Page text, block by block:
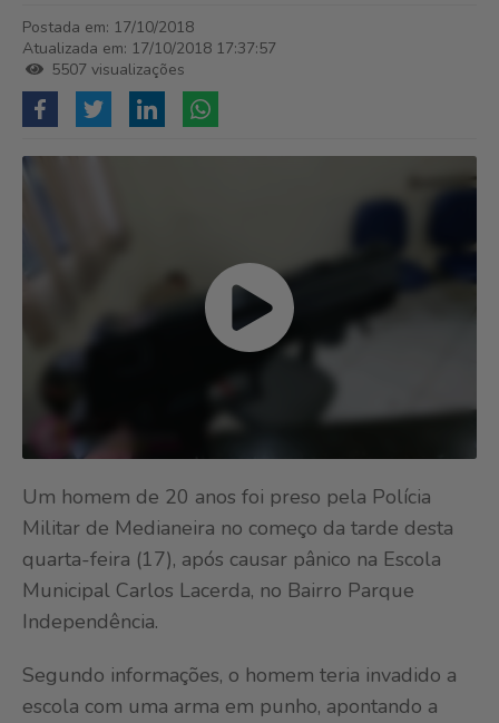
Postada em: 17/10/2018
Atualizada em: 17/10/2018 17:37:57
5507 visualizações
Um homem de 20 anos foi preso pela Polícia
Militar de Medianeira no começo da tarde desta
quarta-feira (17), após causar pânico na Escola
Municipal Carlos Lacerda, no Bairro Parque
Independência.
Segundo informações, o homem teria invadido a
escola com uma arma em punho, apontando a